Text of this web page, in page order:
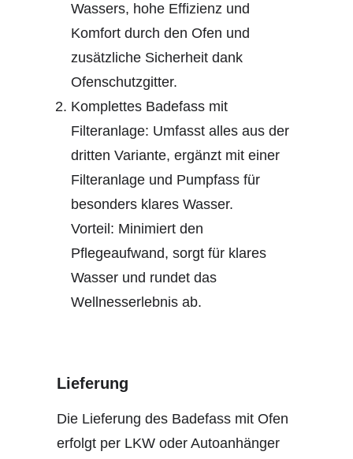
Wassers, hohe Effizienz und
Komfort durch den Ofen und
zusätzliche Sicherheit dank
Ofenschutzgitter.
Komplettes Badefass mit
Filteranlage: Umfasst alles aus der
dritten Variante, ergänzt mit einer
Filteranlage und Pumpfass für
besonders klares Wasser.
Vorteil: Minimiert den
Pflegeaufwand, sorgt für klares
Wasser und rundet das
Wellnesserlebnis ab.
Lieferung
Die Lieferung des Badefass mit Ofen
erfolgt per LKW oder Autoanhänger